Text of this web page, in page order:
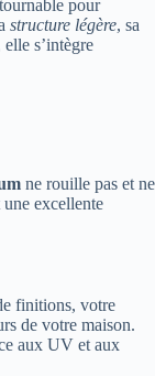
pour
structure légère, sa
elle s’intègre
ne rouille pas et ne
une excellente
finitions, votre
de votre maison.
aux UV et aux